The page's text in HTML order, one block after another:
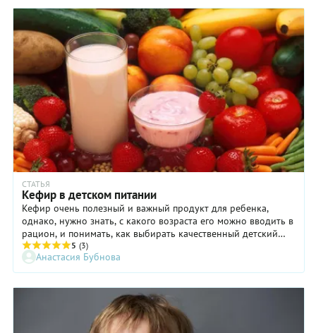
молочные каши. Сегодня раскажем о детских кашах.
СТАТЬЯ
Кефир в детском питании
Кефир очень полезный и важный продукт для ребенка,
однако, нужно знать, с какого возраста его можно вводить в
рацион, и понимать, как выбирать качественный детский
кефир.
5 (3)
Анастасия Бубнова